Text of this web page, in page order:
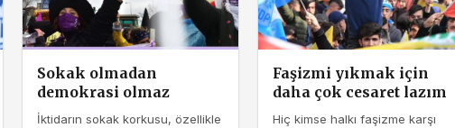
Sokak olmadan
demokrasi olmaz
İktidarın sokak korkusu, özellikle
Faşizmi yıkmak için
daha çok cesaret lazım
Hiç kimse halkı faşizme karşı